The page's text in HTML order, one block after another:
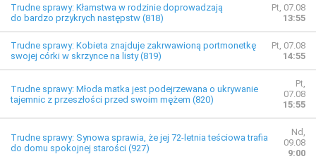
Trudne sprawy: Kłamstwa w rodzinie doprowadzają
do bardzo przykrych następstw (818)
Pt, 07.08
13:55
Trudne sprawy: Kobieta znajduje zakrwawioną portmonetkę
swojej córki w skrzynce na listy (819)
Pt, 07.08
14:55
Trudne sprawy: Młoda matka jest podejrzewana o ukrywanie
tajemnic z przeszłości przed swoim mężem (820)
Pt,
07.08
15:55
Trudne sprawy: Synowa sprawia, że jej 72-letnia teściowa trafia
do domu spokojnej starości (927)
Nd,
09.08
9:00